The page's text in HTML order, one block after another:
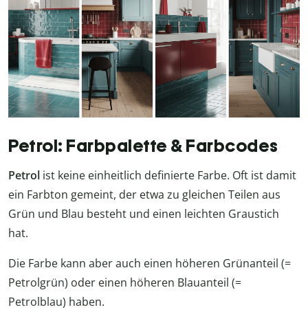
Petrol: Farbpalette & Farbcodes
Petrol ist keine einheitlich definierte Farbe. Oft ist damit
ein Farbton gemeint, der etwa zu gleichen Teilen aus
Grün und Blau besteht und einen leichten Graustich
hat.
Die Farbe kann aber auch einen höheren Grünanteil (=
Petrolgrün) oder einen höheren Blauanteil (=
Petrolblau) haben.